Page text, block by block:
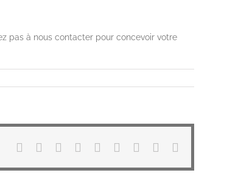
pas à nous contacter pour concevoir votre
Facebook RedditLinkedInWhatsApp
TumblrPinterest
Vk